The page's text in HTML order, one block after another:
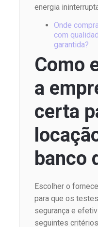
energia
Onde
com
garantida?
Como
a
certa
banco
Escolher o
para que os
segurança e
seguintes